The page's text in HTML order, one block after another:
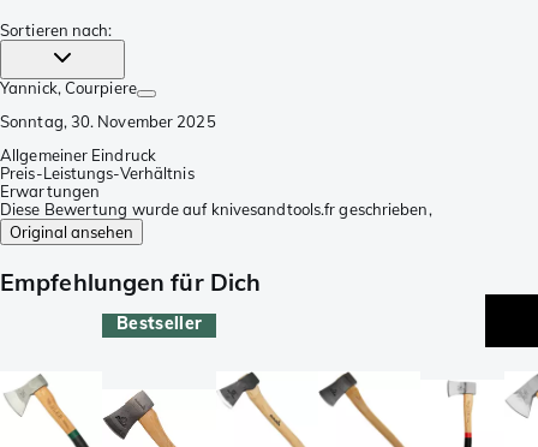
Sortieren nach:
Yannick, Courpiere
Sonntag, 30. November 2025
Allgemeiner Eindruck
Preis-Leistungs-Verhältnis
Erwartungen
Diese Bewertung wurde auf knivesandtools.fr geschrieben,
Original ansehen
Empfehlungen für Dich
Bestseller